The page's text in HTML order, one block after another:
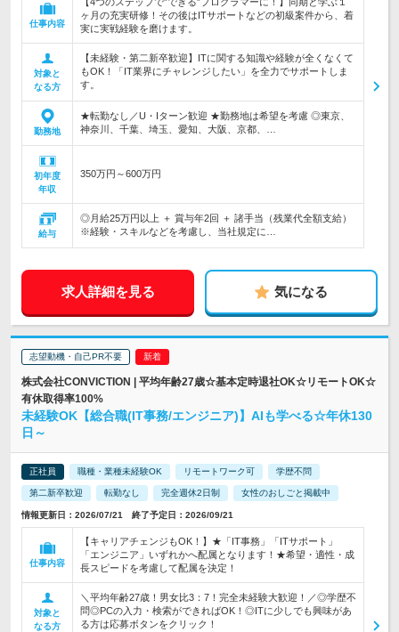
仕事内容
ヶ月の充実研修！その後はITサポートなどの初級案件から、着
実に実戦経験を磨けます。
対象と
なる方
【未経験・第二新卒歓迎】ITに関する知識や経験が全くなくて
もOK！「IT業界にチャレンジしたい」を全力でサポートしま
す。
勤務地
★転勤なし／U・Iターン歓迎 ★勤務地は希望を考慮 ◎東京、
神奈川、千葉、埼玉、愛知、大阪、京都、…
初年度
年収
350万円～600万円
給与
◎月給25万円以上 ＋ 賞与年2回 ＋ 諸手当（残業代全額支給）
※経験・スキルなどを考慮し、当社規定に…
求人詳細を見る 気になる
志望動機・自己PR不要
株式会社CONVICTION | 平均年齢27歳☆基本定時退社OK☆リモートOK☆
有休取得率100%
未経験OK【総合職(IT事務/エンジニア)】AIも学べる☆年休130
日～
正社員 職種・業種未経験OK リモートワーク可 学歴不問
第二新卒歓迎 転勤なし 完全週休2日制 女性のおしごと掲載中
情報更新日：2026/07/21 終了予定日：2026/09/21
仕事内容
【キャリアチェンジもOK！】★「IT事務」「ITサポート」
「エンジニア」いずれかへ配属となります！★希望・適性・成
長スピードを考慮して配属を決定！
対象と
なる方
＼平均年齢27歳！男女比3：7！完全未経験大歓迎！／◎学歴不
問◎PCの入力・検索ができればOK！◎ITに少しでも興味があ
る方は応募ボタンをクリック！